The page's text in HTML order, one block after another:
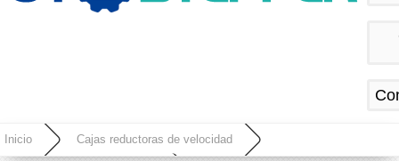
Inicio Cajas reductoras de velocidad